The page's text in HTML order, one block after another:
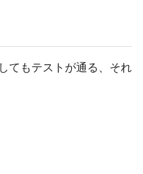
てもテストが通る、それ